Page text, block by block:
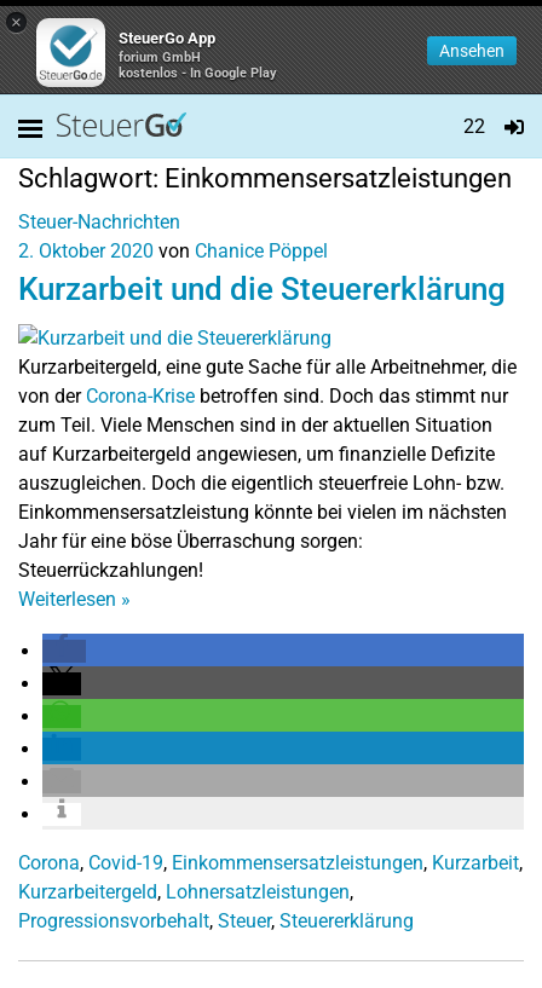
×
SteuerGo App
forium GmbH
kostenlos - In Google Play
Ansehen
22
Schlagwort: Einkommensersatzleistungen
Steuer-Nachrichten
2. Oktober 2020 von Chanice Pöppel
Kurzarbeit und die Steuererklärung
Kurzarbeitergeld, eine gute Sache für alle Arbeitnehmer, die
von der Corona-Krise betroffen sind. Doch das stimmt nur
zum Teil. Viele Menschen sind in der aktuellen Situation
auf Kurzarbeitergeld angewiesen, um finanzielle Defizite
auszugleichen. Doch die eigentlich steuerfreie Lohn- bzw.
Einkommensersatzleistung könnte bei vielen im nächsten
Jahr für eine böse Überraschung sorgen:
Steuerrückzahlungen!
Weiterlesen »
Corona, Covid-19, Einkommensersatzleistungen, Kurzarbeit,
Kurzarbeitergeld, Lohnersatzleistungen,
Progressionsvorbehalt, Steuer, Steuererklärung